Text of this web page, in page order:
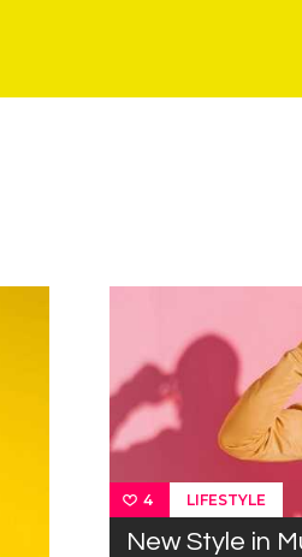
4 LIFESTYLE
New Style in